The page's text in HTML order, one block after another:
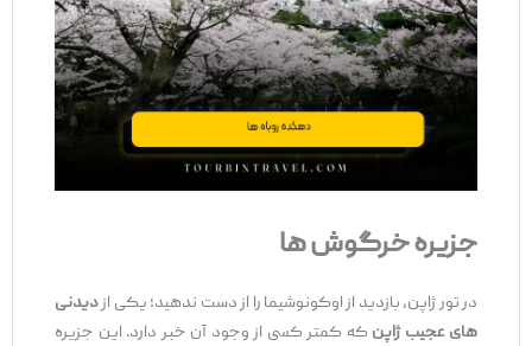
جزیره خرگوش ‌ها
در تور ژاپن، بازدید از اوکونوشیما را از دست ندهید؛ یکی از دیدنی
‌های عجیب ژاپنکه کمتر کسی از وجود آن خبر دارد. این جزیره